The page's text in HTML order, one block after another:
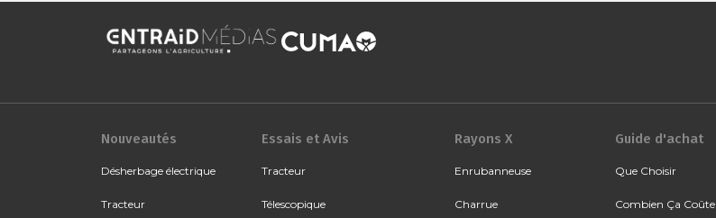
Nouveautés
Désherbage électrique
Tracteur
Essais et Avis
Tracteur
Télescopique
Rayons X
Enrubanneuse
Charrue
Guide d'achat
Que Choisir
Combien Ça Coûte